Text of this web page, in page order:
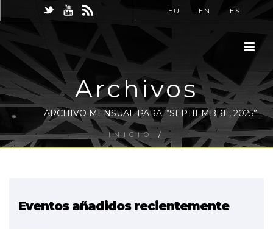
EU EN ES
Archivos
ARCHIVO MENSUAL PARA: “SEPTIEMBRE, 2025”
INICIO /
Eventos añadidos recientemente